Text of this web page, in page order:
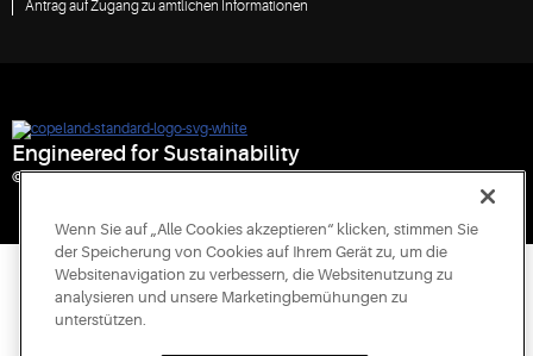
Antrag auf Zugang zu amtlichen Informationen
Engineered for Sustainability
© 2026 Copeland LP. All rights reserved.
Wenn Sie auf „Alle Cookies akzeptieren“ klicken, stimmen Sie
der Speicherung von Cookies auf Ihrem Gerät zu, um die
Websitenavigation zu verbessern, die Websitenutzung zu
analysieren und unsere Marketingbemühungen zu
unterstützen.